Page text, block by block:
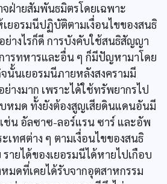
ฝ่ายสัมพันธมิตรโดยเฉพาะ
ยอรมนีปฏิบัติตามเงื่อนไขของสนธิ
ย่างไรก็ดี การบังคับใช้สนธิสัญญา
ารทหารและอื่น ๆ ก็มีปัญหามาโดย
นั้นเยอรมนีภายหลังสงครามมี
างมาก เพราะได้ใช้ทรัพยากรไป
หมด ทั้งยังต้องสูญเสียดินแดนอันมี
ช่น อัลซาซ-ลอร์แรน ซาร์ และอัพ
เทศต่าง ๆ ตามเงื่อนไขของสนธิ
ายได้ของเยอรมนีได้หายไปเกือบ
มดที่เคยได้รับจากอุตสาหกรรม